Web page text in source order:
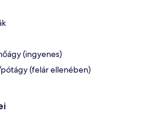
(ingyenes)
(felár ellenében)